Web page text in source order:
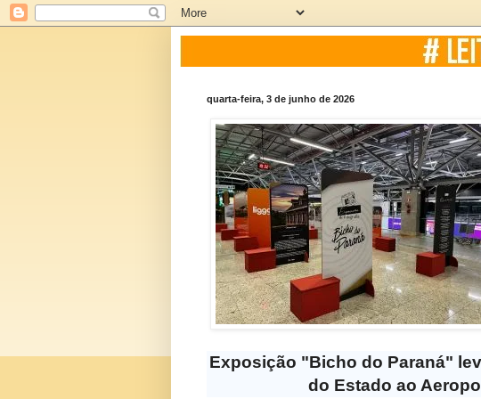
quarta-feira, 3 de junho de 2026
Exposição "Bicho do Paraná"
do Estado ao